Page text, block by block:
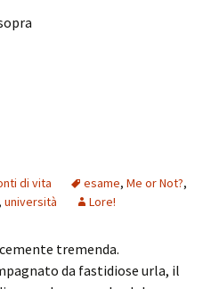
di vita esame, Me or Not?,
, università Lore!
tremenda.
da fastidiose urla, il